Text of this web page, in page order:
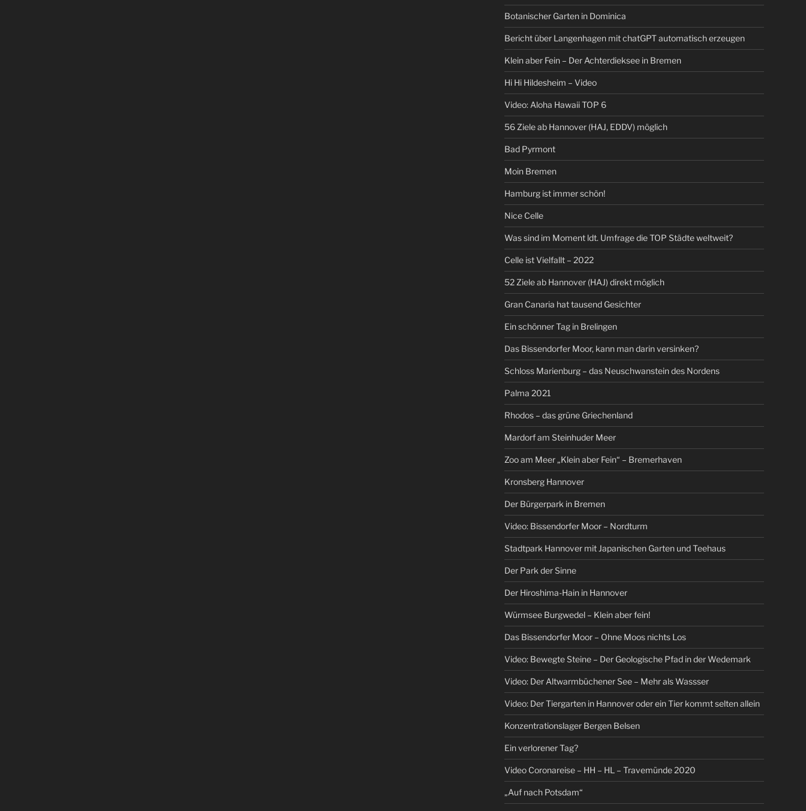
Botanischer Garten in Dominica
Bericht über Langenhagen mit chatGPT automatisch erzeugen
Klein aber Fein – Der Achterdieksee in Bremen
Hi Hi Hildesheim – Video
Video: Aloha Hawaii TOP 6
56 Ziele ab Hannover (HAJ, EDDV) möglich
Bad Pyrmont
Moin Bremen
Hamburg ist immer schön!
Nice Celle
Was sind im Moment ldt. Umfrage die TOP Städte weltweit?
Celle ist Vielfallt – 2022
52 Ziele ab Hannover (HAJ) direkt möglich
Gran Canaria hat tausend Gesichter
Ein schönner Tag in Brelingen
Das Bissendorfer Moor, kann man darin versinken?
Schloss Marienburg – das Neuschwanstein des Nordens
Palma 2021
Rhodos – das grüne Griechenland
Mardorf am Steinhuder Meer
Zoo am Meer „Klein aber Fein“ – Bremerhaven
Kronsberg Hannover
Der Bürgerpark in Bremen
Video: Bissendorfer Moor – Nordturm
Stadtpark Hannover mit Japanischen Garten und Teehaus
Der Park der Sinne
Der Hiroshima-Hain in Hannover
Würmsee Burgwedel – Klein aber fein!
Das Bissendorfer Moor – Ohne Moos nichts Los
Video: Bewegte Steine – Der Geologische Pfad in der Wedemark
Video: Der Altwarmbüchener See – Mehr als Wassser
Video: Der Tiergarten in Hannover oder ein Tier kommt selten allein
Konzentrationslager Bergen Belsen
Ein verlorener Tag?
Video Coronareise – HH – HL – Travemünde 2020
„Auf nach Potsdam“